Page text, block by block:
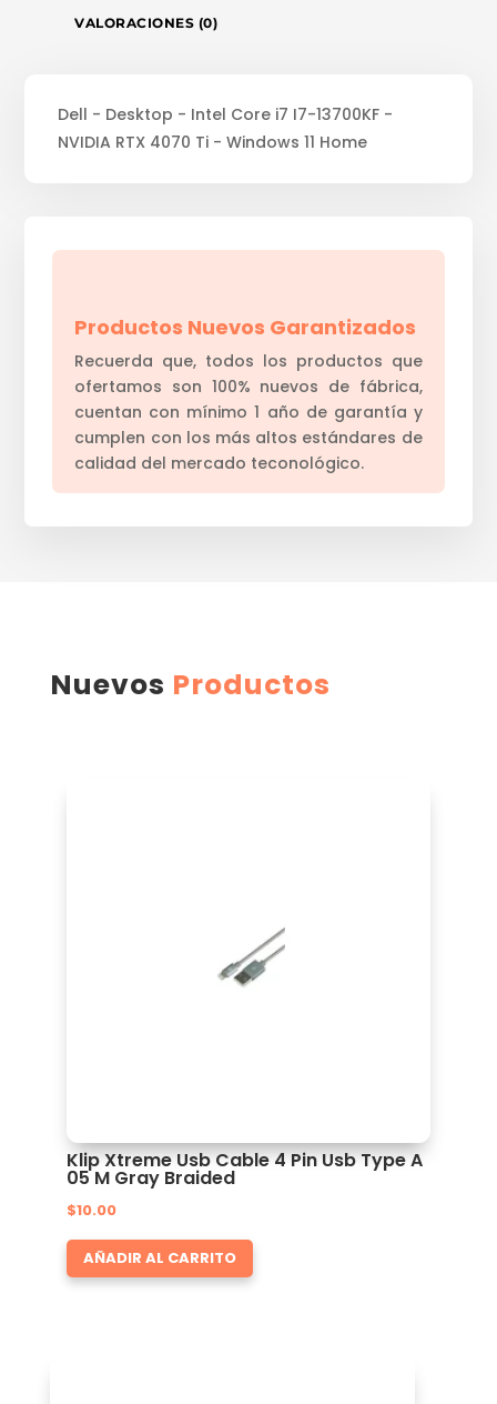
VALORACIONES (0)
Dell - Desktop - Intel Core i7 I7-13700KF -
NVIDIA RTX 4070 Ti - Windows 11 Home
Productos Nuevos Garantizados
Recuerda que, todos los productos que
ofertamos son 100% nuevos de fábrica,
cuentan con mínimo 1 año de garantía y
cumplen con los más altos estándares de
calidad del mercado teconológico.
Nuevos Productos
Klip Xtreme Usb Cable 4 Pin Usb Type A
05 M Gray Braided
$10.00
AÑADIR AL CARRITO